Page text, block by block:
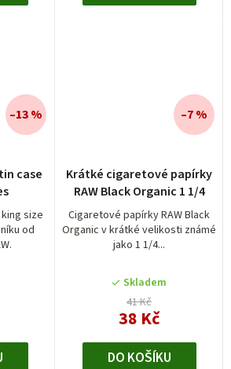
case
size
od
–13 %
Krátké cigaretové papírky
RAW Black Organic 1 1/4
Cigaretové papírky RAW Black
Organic v krátké velikosti známé
jako 1 1/4...
Skladem
41 Kč
38 Kč
–7 %
DO KOŠÍKU